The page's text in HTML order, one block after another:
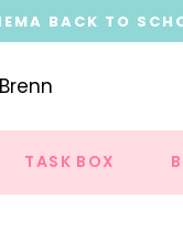
BACK TO
TASK BOX